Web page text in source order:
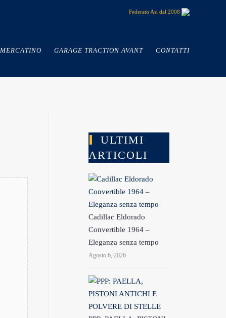
Federato Asi dal 2008
MERCATINO GARAGE TRACTION AVANT CONTATTI
ULTIMI
ARTICOLI
Cadillac Eldorado
Convertible 1964 –
Eleganza senza tempo
Agosto 6, 2026